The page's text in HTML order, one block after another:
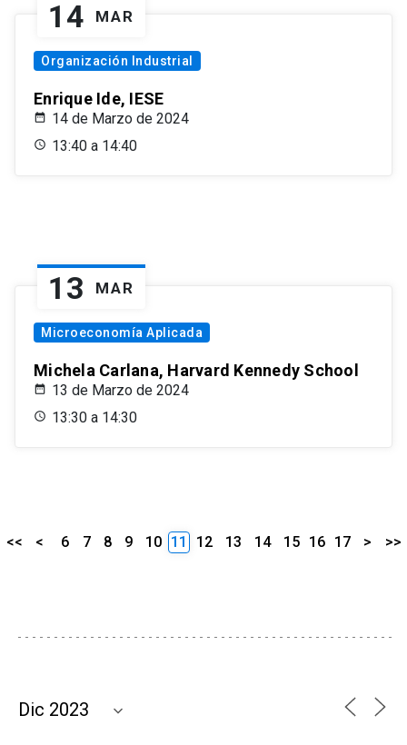
14 MAR
Organización Industrial
Enrique Ide, IESE
14 de Marzo de 2024
13:40 a 14:40
13 MAR
Microeconomía Aplicada
Michela Carlana, Harvard Kennedy School
13 de Marzo de 2024
13:30 a 14:30
<< < 6 7 8 9 10 11 12 13 14 15 16 17 > >>